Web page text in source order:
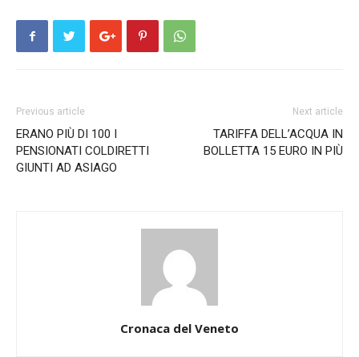
Previous article
ERANO PIÙ DI 100 I
PENSIONATI COLDIRETTI
GIUNTI AD ASIAGO
Next article
TARIFFA DELL’ACQUA IN
BOLLETTA 15 EURO IN PIÙ
Cronaca del Veneto